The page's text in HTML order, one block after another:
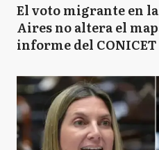
El voto migrante en
Aires no altera el
informe del CONICET